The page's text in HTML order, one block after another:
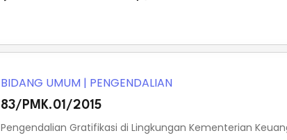
BIDANG UMUM | PENGENDALIAN
83/PMK.01/2015
Pengendalian Gratifikasi di Lingkungan Kementerian